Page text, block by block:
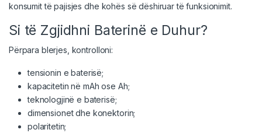
konsumit të pajisjes dhe kohës së dëshiruar të funksionimit.
Si të Zgjidhni Baterinë e Duhur?
Përpara blerjes, kontrolloni:
tensionin e baterisë;
kapacitetin në mAh ose Ah;
teknologjinë e baterisë;
dimensionet dhe konektorin;
polaritetin;